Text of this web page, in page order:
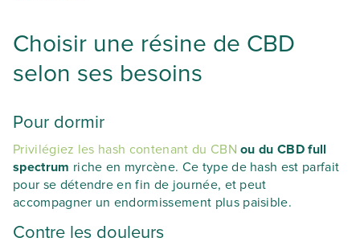
Choisir une résine de CBD
selon ses besoins
Pour dormir
Privilégiez les hash contenant du CBN ou du CBD full
spectrum riche en myrcène. Ce type de hash est parfait
pour se détendre en fin de journée, et peut
accompagner un endormissement plus paisible.
Contre les douleurs